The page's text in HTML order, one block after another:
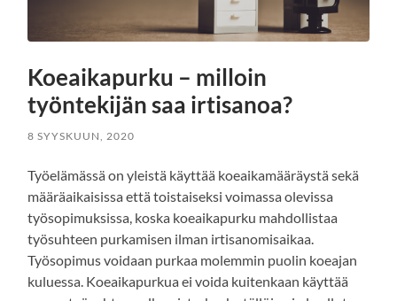
Koeaikapurku – milloin
työntekijän saa irtisanoa?
8 SYYSKUUN, 2020
Työelämässä on yleistä käyttää koeaikamääräystä sekä
määräaikaisissa että toistaiseksi voimassa olevissa
työsopimuksissa, koska koeaikapurku mahdollistaa
työsuhteen purkamisen ilman irtisanomisaikaa.
Työsopimus voidaan purkaa molemmin puolin koeajan
kuluessa. Koeaikapurkua ei voida kuitenkaan käyttää